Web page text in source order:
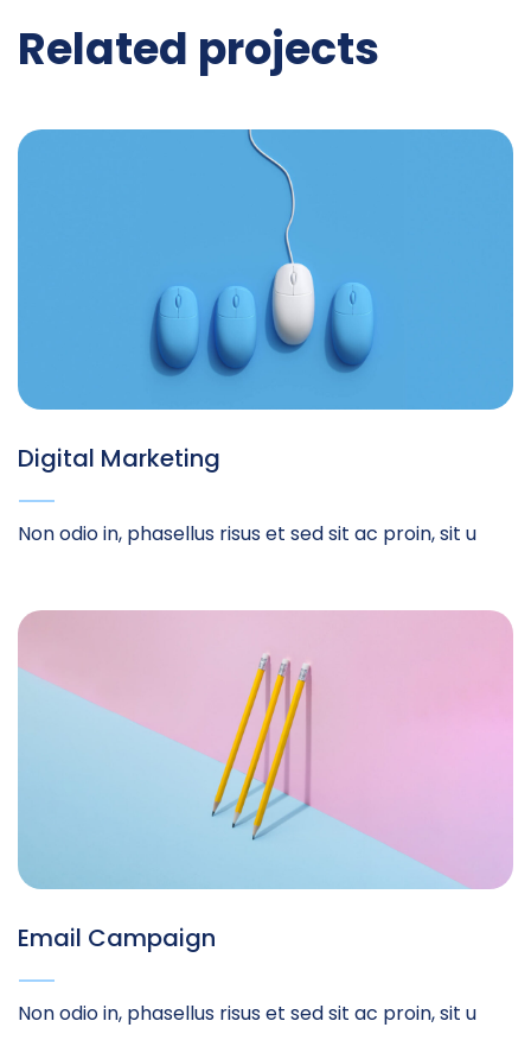
Related projects
Digital Marketing
Non odio in, phasellus risus et sed sit ac proin, sit u
Email Campaign
Non odio in, phasellus risus et sed sit ac proin, sit u